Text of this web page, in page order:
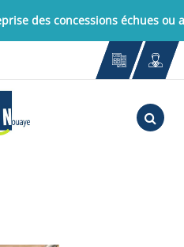
des concessions échues ou
Aller